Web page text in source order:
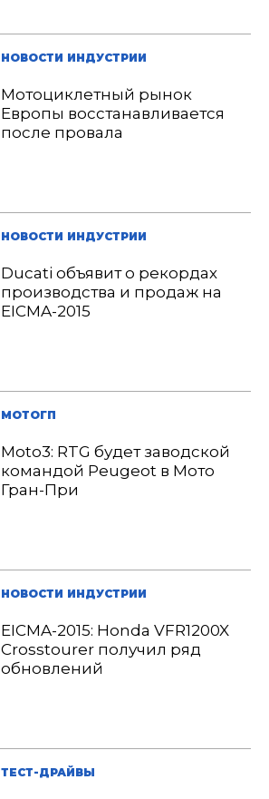
НОВОСТИ ИНДУСТРИИ
Мотоциклетный рынок
Европы восстанавливается
после провала
НОВОСТИ ИНДУСТРИИ
Ducati объявит о рекордах
производства и продаж на
EICMA-2015
МОТОГП
Moto3: RTG будет заводской
командой Peugeot в Мото
Гран-При
НОВОСТИ ИНДУСТРИИ
EICMA-2015: Honda VFR1200X
Crosstourer получил ряд
обновлений
ТЕСТ-ДРАЙВЫ